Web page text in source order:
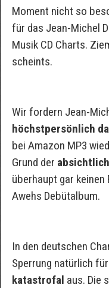
Moment nicht so
für das Jean-Michel
Musik CD Charts.
scheints.
Wir fordern Jean-
höchstpersönlich
bei Amazon MP3
Grund der
überhaupt gar
Awehs Debütalbum.
In den deutschen
Sperrung natürlich für
katastrofal aus. Die